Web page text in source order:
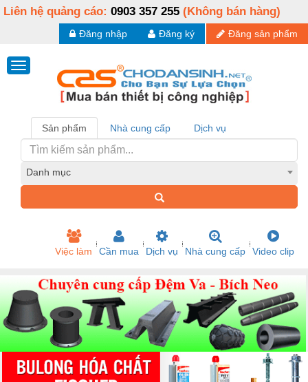
Liên hệ quảng cáo: 0903 357 255 (Không bán hàng)
Đăng sản phẩm
Đăng ký
Đăng nhập
Sản phẩm Nhà cung cấp Dịch vụ
Danh mục
Việc làm Cần mua Dịch vụ Nhà cung cấp Video clip